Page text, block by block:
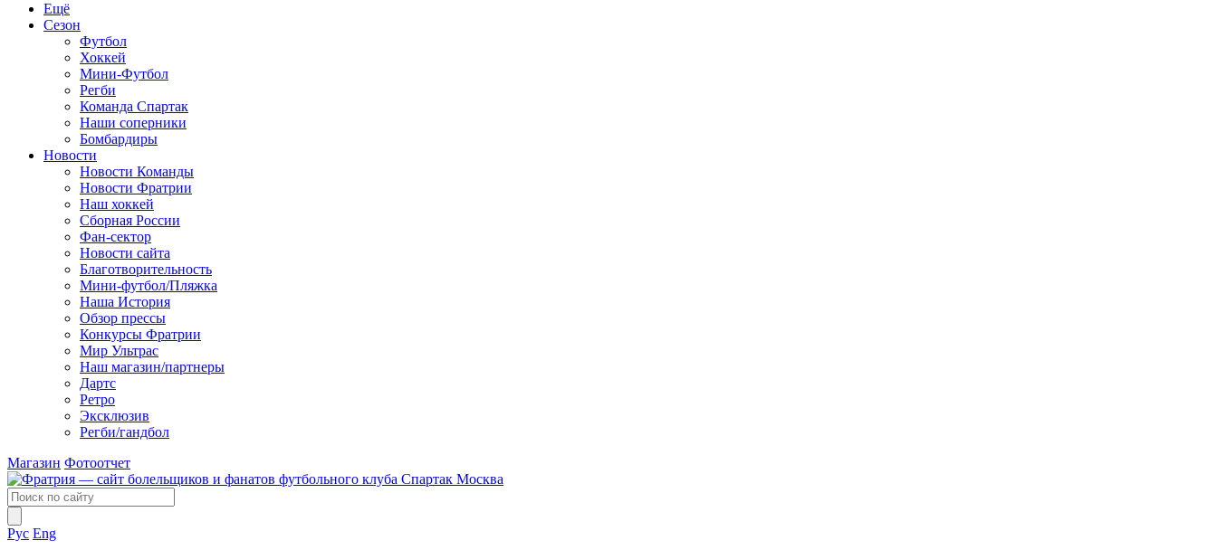
Ещё
Сезон
Футбол
Хоккей
Мини-Футбол
Регби
Команда Спартак
Наши соперники
Бомбардиры
Новости
Новости Команды
Новости Фратрии
Наш хоккей
Сборная России
Фан-cектор
Новости сайта
Благотворительность
Мини-футбол/Пляжка
Наша История
Обзор прессы
Конкурсы Фратрии
Мир Ультрас
Наш магазин/партнеры
Дартс
Ретро
Эксклюзив
Регби/гандбол
Магазин Фотоотчет
Рус Eng